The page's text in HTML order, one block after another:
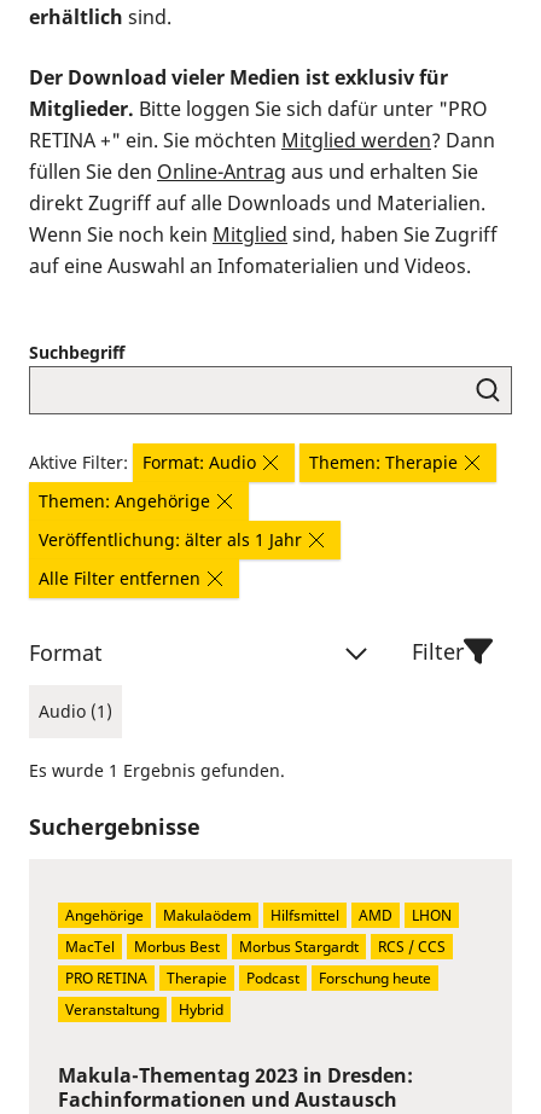
erhältlich sind.
Der Download vieler Medien ist exklusiv für
Mitglieder. Bitte loggen Sie sich dafür unter "PRO
RETINA +" ein. Sie möchten Mitglied werden? Dann
füllen Sie den Online-Antrag aus und erhalten Sie
direkt Zugriff auf alle Downloads und Materialien.
Wenn Sie noch kein Mitglied sind, haben Sie Zugriff
auf eine Auswahl an Infomaterialien und Videos.
Suchbegriff
Aktive Filter: Format: Audio
Themen: Therapie
Themen: Angehörige
Veröffentlichung: älter als 1 Jahr
Alle Filter entfernen
Format
Audio (1)
Filter
Es wurde 1 Ergebnis gefunden.
Suchergebnisse
Makula-Thementag 2023 in Dresden:
Fachinformationen und Austausch
Angehörige Makulaödem Hilfsmittel AMD
LHON
MacTel
Morbus Best Morbus Stargardt
RCS / CCS
PRO RETINA
Therapie Podcast
Forschung heute
Veranstaltung
Hybrid